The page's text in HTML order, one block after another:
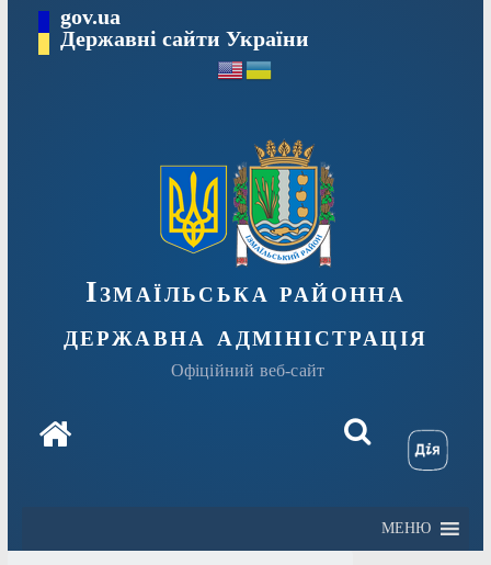
вмісту
gov.ua
Державні сайти України
Ізмаїльська районна
державна адміністрація
Офіційний веб-сайт
МЕНЮ